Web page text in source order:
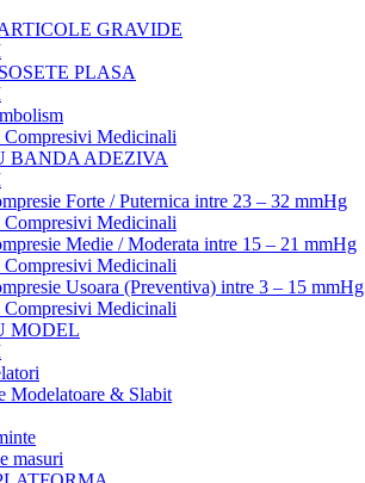
GRAVIDE
PLASA
Compresivi Medicinali
BANDA ADEZIVA
Forte / Puternica intre 23 – 32 mmHg
Compresivi Medicinali
Medie / Moderata intre 15 – 21 mmHg
Compresivi Medicinali
Usoara (Preventiva) intre 3 – 15 mmHg
Compresivi Medicinali
MODEL
Modelatoare & Slabit
masuri